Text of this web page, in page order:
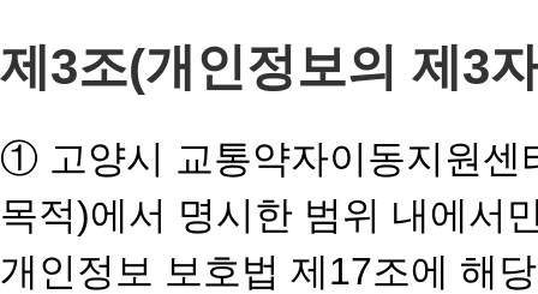
제3조(개인정보의 제3
① 고양시 교통약자이동지원센
목적)에서 명시한 범위 내에서
개인정보 보호법 제17조에 해